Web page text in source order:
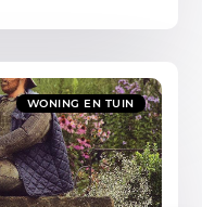
WONING EN TUIN